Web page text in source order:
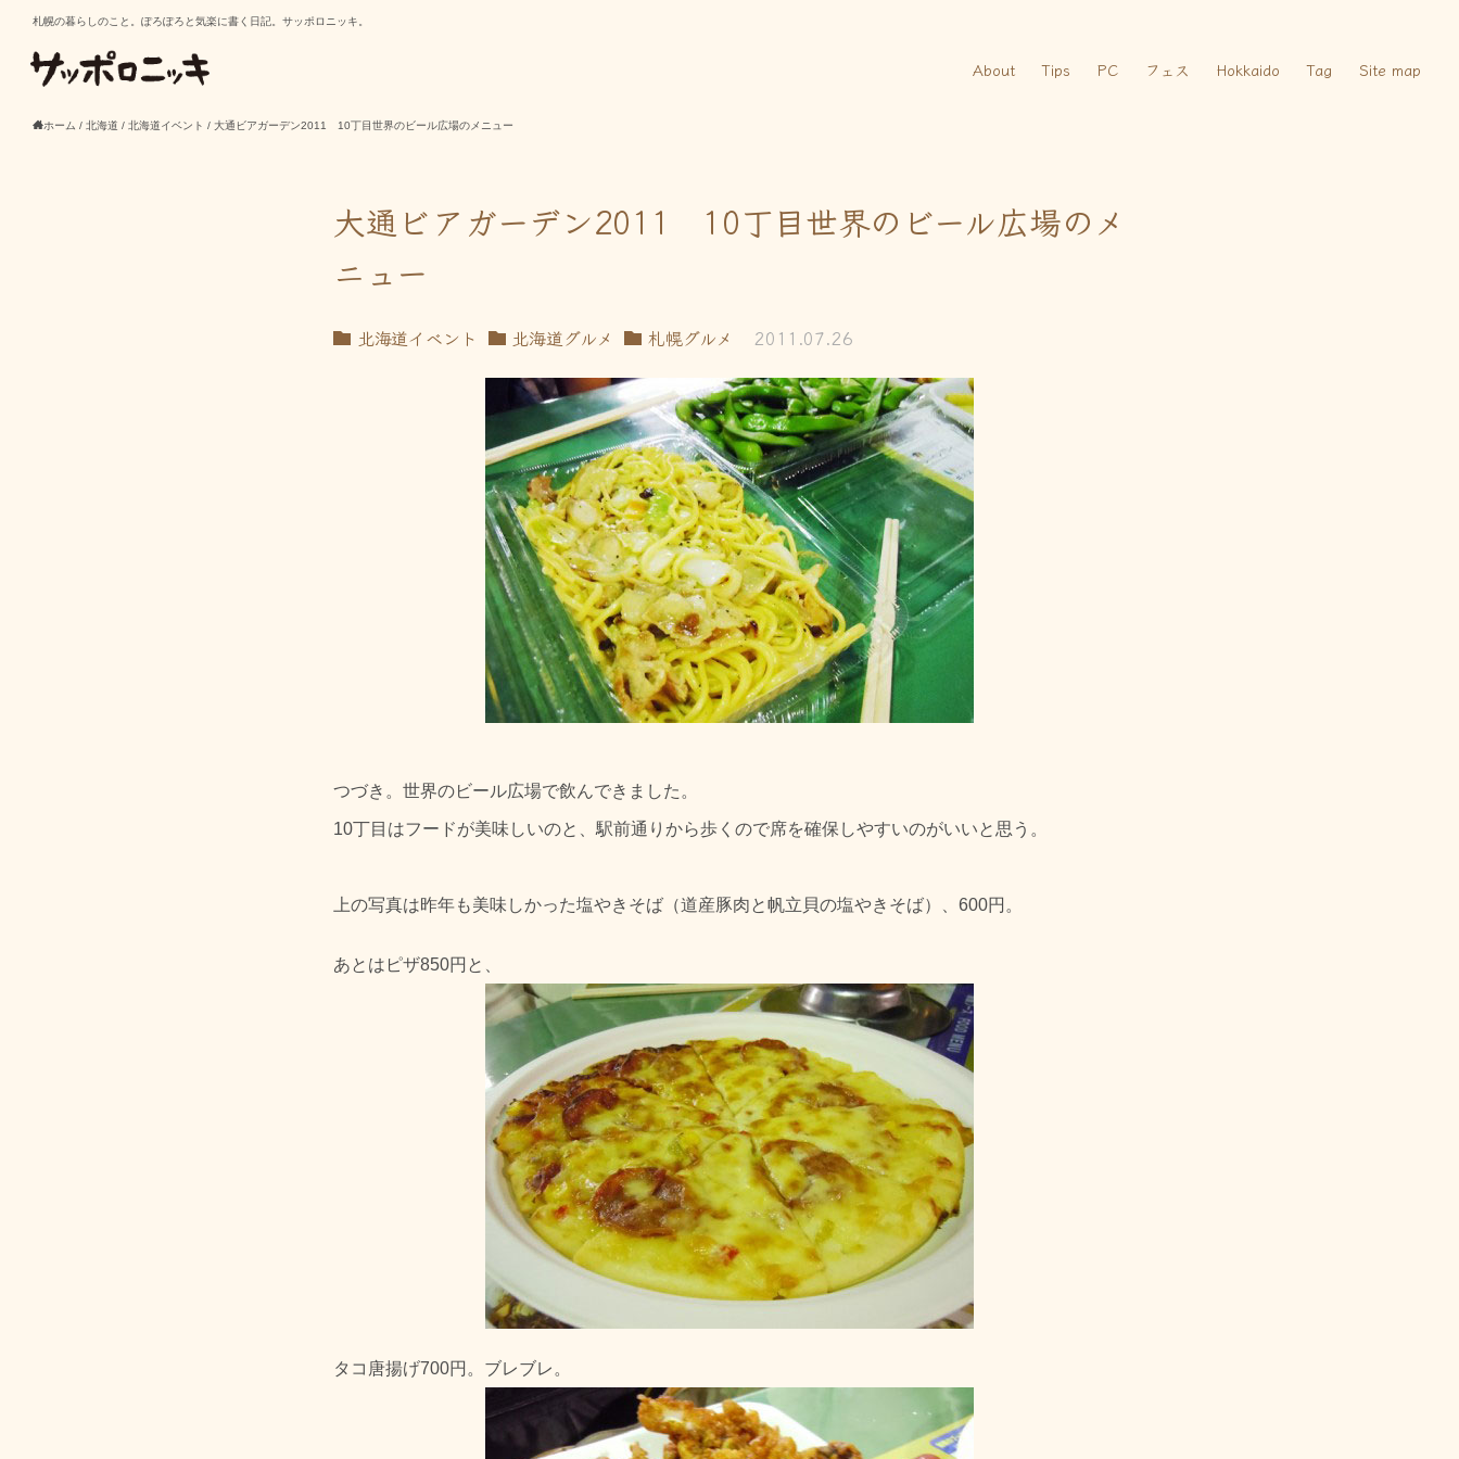
札幌の暮らしのこと。ぽろぽろと気楽に書く日記。サッポロニッキ。
About Tips PC フェス Hokkaido Tag Site map
ホーム / 北海道 / 北海道イベント / 大通ビアガーデン2011 10丁目世界のビール広場のメニュー
大通ビアガーデン2011 10丁目世界のビール広場のメ
ニュー
北海道イベント 北海道グルメ 札幌グルメ 2011.07.26
つづき。世界のビール広場で飲んできました。
10丁目はフードが美味しいのと、駅前通りから歩くので席を確保しやすいのがいいと思う。
上の写真は昨年も美味しかった塩やきそば（道産豚肉と帆立貝の塩やきそば）、600円。
あとはピザ850円と、
タコ唐揚げ700円。ブレブレ。